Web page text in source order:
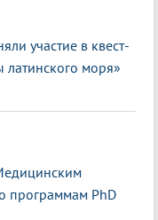
участие в квест-
латинского моря»
программам PhD